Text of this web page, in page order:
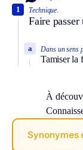
Technique.
Faire
1
Dans un sens
Tamiser la
a
À
Synonymes